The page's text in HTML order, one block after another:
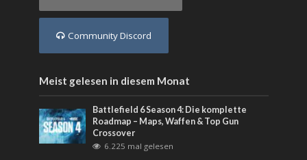
Community Discord
Meist gelesen in diesem Monat
Battlefield 6 Season 4: Die komplette
Roadmap – Maps, Waffen & Top Gun
Crossover
6.225 mal gelesen